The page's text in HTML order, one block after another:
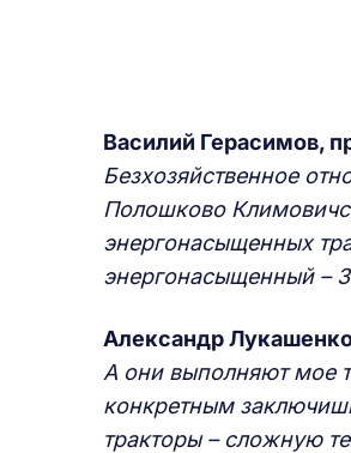
Василий Герасимов,
Безхозяйственное
Полошково
энергонасыщенных
энергонасыщенный –
Александр
А они выполняют мое
конкретным
тракторы – сложную